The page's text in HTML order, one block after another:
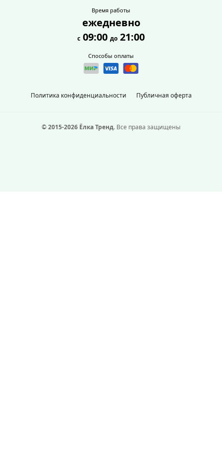
Политика конфиденциальности Публичная оферта
Время работы
ежедневно
с 09:00 до 21:00
Способы оплаты
© 2015-2026 Ёлка Тренд. Все права защищены